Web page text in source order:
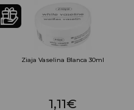
Ziaja Vaselina Blanca 30ml
1,11€